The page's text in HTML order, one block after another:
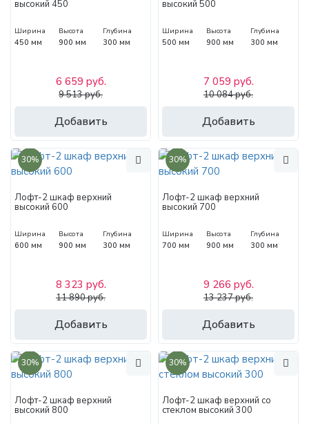
высокий 450
Ширина
450 мм
Высота
900 мм
Глубина
300 мм
Добавить
6 659 руб.
9 513 руб.
высокий 500
Ширина
500 мм
Высота
900 мм
Глубина
300 мм
Добавить
7 059 руб.
10 084 руб.
30%
Лофт-2 шкаф верхний
высокий 600
Ширина
600 мм
Высота
900 мм
Глубина
300 мм
Добавить
8 323 руб.
11 890 руб.
30%
Лофт-2 шкаф верхний
высокий 700
Ширина
700 мм
Высота
900 мм
Глубина
300 мм
Добавить
9 266 руб.
13 237 руб.
30%
Лофт-2 шкаф верхний
высокий 800
30%
Лофт-2 шкаф верхний со
стеклом высокий 300